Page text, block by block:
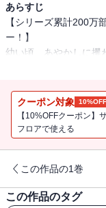
あらすじ
【シリーズ累計200万
ー！】
幼い頃、あやかしに攫
たちから“傷モノ”と虐
妖印を隠すため猿面
菜々緒はある日、紅椿
とある事件により面
クーポン対象 10%OFF
【10%OFFクーポン】
フロアで使える
この作品の1巻
この作品のタグ